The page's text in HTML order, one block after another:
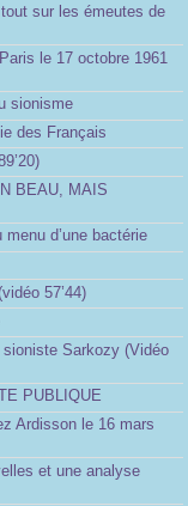
sur les émeutes de
le 17 octobre 1961
sionisme
des Français
BEAU, MAIS
d’une bactérie
57’44)
sioniste Sarkozy (Vidéo
PUBLIQUE
Ardisson le 16 mars
et une analyse